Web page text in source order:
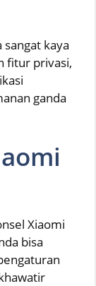
kaya
fitur privasi,
ganda
Xiaomi
bisa